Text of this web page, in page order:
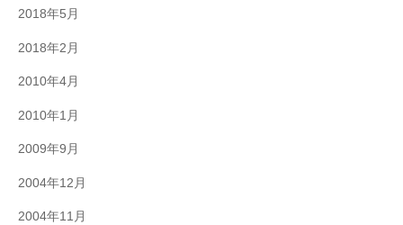
2018年5月
2018年2月
2010年4月
2010年1月
2009年9月
2004年12月
2004年11月